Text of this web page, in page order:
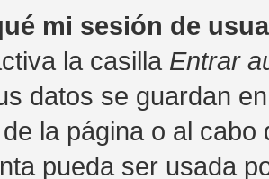
mi sesión de
la casilla Entrar
datos se guardan
la página o al
pueda ser usada